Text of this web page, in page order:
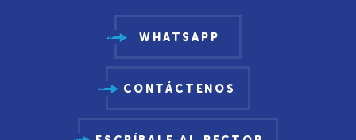
WHATSAPP
CONTÁCTENOS